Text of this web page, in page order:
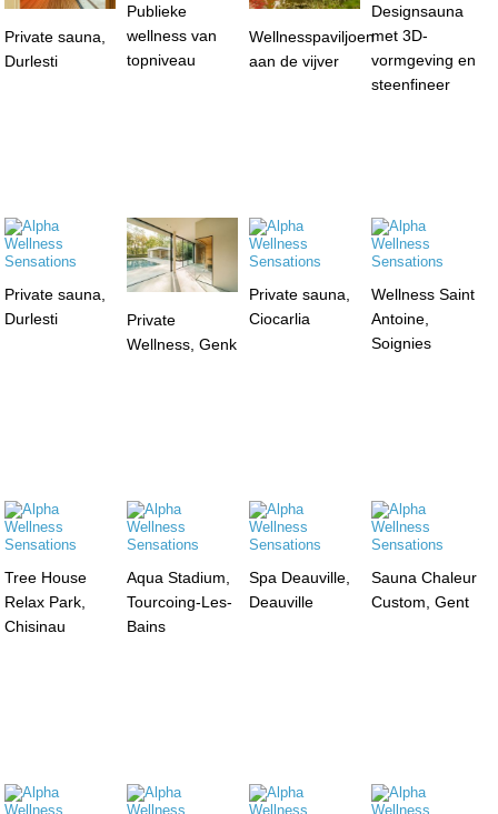
Private sauna,
Durlesti
Publieke
wellness van
topniveau
Wellnesspaviljoen
aan de vijver
Designsauna
met 3D-
vormgeving en
steenfineer
Private sauna,
Durlesti
Private
Wellness, Genk
Private sauna,
Ciocarlia
Wellness Saint
Antoine,
Soignies
Tree House
Relax Park,
Chisinau
Aqua Stadium,
Tourcoing-Les-
Bains
Spa Deauville,
Deauville
Sauna Chaleur
Custom, Gent